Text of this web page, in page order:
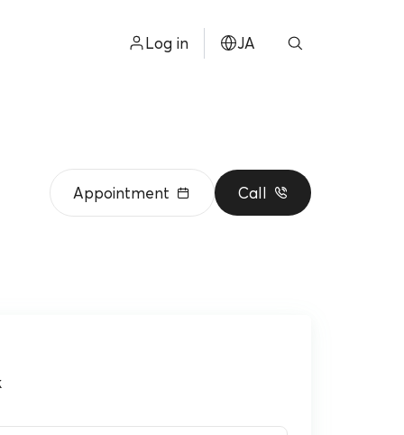
Log in JA
中文
Appointment Call